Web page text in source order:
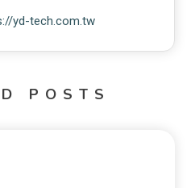
yd-tech.com.tw
POSTS